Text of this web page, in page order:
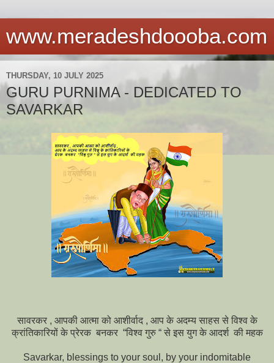
www.meradeshdoooba.com
THURSDAY, 10 JULY 2025
GURU PURNIMA - DEDICATED TO
SAVARKAR
सावरकर , आपकी आत्मा को आशीर्वाद , आप के अदम्य साहस से विश्व के
क्रांतिकारियों के प्रेरक बनकर “विश्व गुरु “ से इस युग के आदर्श की महक
Savarkar, blessings to your soul, by your indomitable